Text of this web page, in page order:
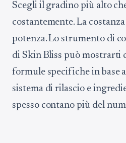
Scegli il gradino più alto
costantemente. La
potenza. Lo strumento di
di Skin Bliss può mostrarti
formule specifiche in base
sistema di rilascio e
spesso contano più del